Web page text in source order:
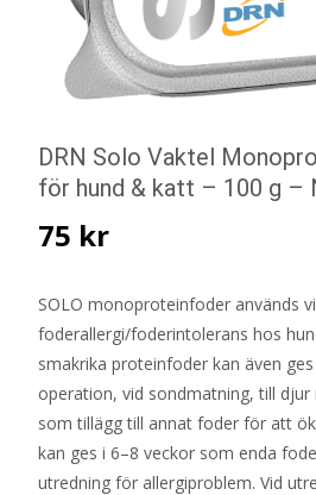
DRN Solo Vaktel
för hund & katt – 100 g –
75 kr
SOLO monoproteinfoder används
foderallergi/foderintolerans hos
smakrika proteinfoder kan även
operation, vid sondmatning, till
som tillägg till annat foder för att
kan ges i 6–8 veckor som enda
utredning för allergiproblem. Vid